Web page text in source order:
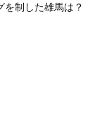
を制した雄馬は？